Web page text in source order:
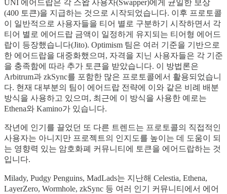
UNI 에어드랍은 각 스왑 사용자(Swapper)에게 균일한 보상
(400 토큰)을 지급하는 것으로 시작되었습니다. 이후 프로토콜
이 일반적으로 사용자들을 티어 별로 구분하기 시작하면서 각
티어 별로 에어드랍 금액이 일정하게 유지되는 티어형 에어드
랍이 등장했습니다(Jito). Optimism 팀은 여러 기준을 기반으로
한 에어드랍을 대중화했으며, 자격을 지닌 사용자들은 각 기준
을 충족함에 따라 추가 토큰을 받았습니다. 이 방법론은
Arbitrum과 zkSync를 포함한 많은 프로토콜에서 활용되었습니
다. 현재 대부분의 팀이 에어드랍 전략에 이와 같은 비례 배분
방식을 사용하고 있으며, 최근에 이 방식을 사용한 예로는
Ethena와 Kamino가 있습니다.
작년에 인기를 끌었던 또 다른 트렌드는 프로토콜의 직접적인
사용자는 아니지만 프로젝트의 인지도를 높이는 데 도움이 되
는 영향력 있는 암호화폐 커뮤니티에 토큰을 에어드랍하는 것
입니다.
Milady, Pudgy Penguins, MadLads는 지난해 Celestia, Ethena,
LayerZero, Wormhole, zkSync 등 여러 인기 커뮤니티에서 에어